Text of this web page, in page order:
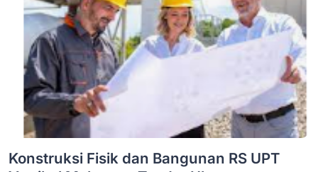
Konstruksi Fisik dan Bangunan RS UPT